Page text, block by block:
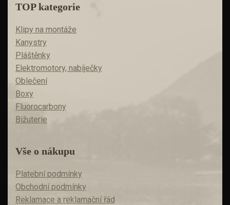
TOP kategorie
Klipy na montáže
Kanystry
Pláštěnky
Elektromotory, nabíječky
Oblečení
Boxy
Fluorocarbony
Bižuterie
Vše o nákupu
Platební podmínky
Obchodní podmínky
Reklamace a reklamační řád